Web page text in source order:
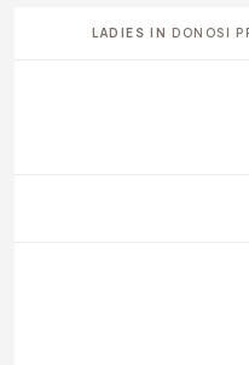
LADIES IN DONOSI